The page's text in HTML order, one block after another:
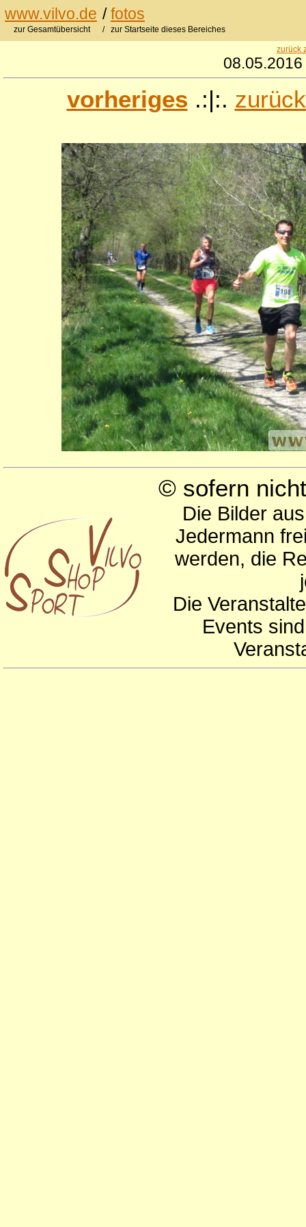
www.vilvo.de /fotos
zur Gesamtübersicht / zur Startseite dieses Bereiches
zurück
vorheriges .:|:.
© sofern
Die Bilder
Jedermann
werden, die
Die
Events